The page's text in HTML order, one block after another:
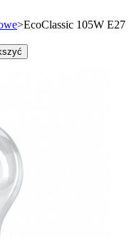
>EcoClassic 105W E27